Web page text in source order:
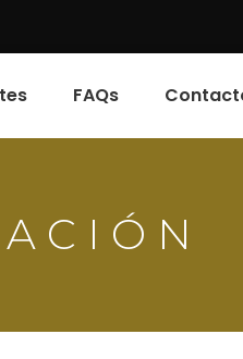
FAQs